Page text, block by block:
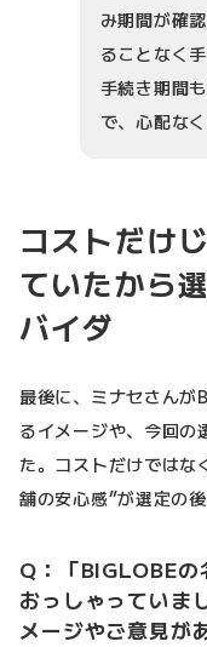
み期間が確
ることなく
手続き期間
で、心配な
コストだけ
ていたから
バイダ
最後に、ミナセさんが
るイメージや、今回の
た。コストだけではな
舗の安心感”が選定の
Q：「BIGLOBEの
おっしゃっていま
メージやご意見が